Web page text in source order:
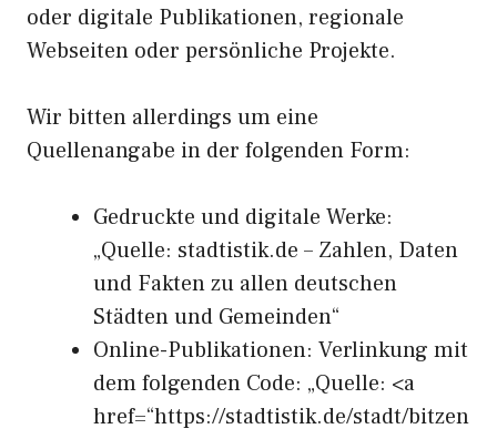
oder digitale Publikationen, regionale
Webseiten oder persönliche Projekte.
Wir bitten allerdings um eine
Quellenangabe in der folgenden Form:
Gedruckte und digitale Werke:
„Quelle: stadtistik.de – Zahlen, Daten
und Fakten zu allen deutschen
Städten und Gemeinden“
Online-Publikationen: Verlinkung mit
dem folgenden Code: „Quelle: <a
href=“https://stadtistik.de/stadt/bitzen